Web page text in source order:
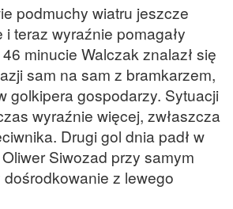
podmuchy wiatru jeszcze
i teraz wyraźnie pomagały
minucie Walczak znalazł się
sam na sam z bramkarzem,
golkipera gospodarzy. Sytuacji
wyraźnie więcej, zwłaszcza
Drugi gol dnia padł w
Siwozad przy samym
dośrodkowanie z lewego